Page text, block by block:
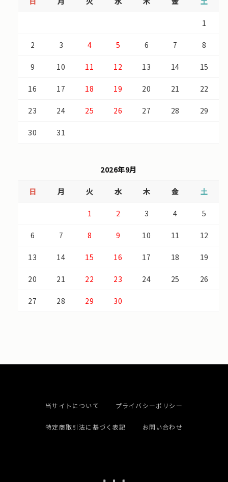
1
2 3 4 5 6 7 8
9 10 11 12 13 14 15
16 17 18 19 20 21 22
23 24 25 26 27 28 29
30 31
2026年9月
日 月 火 水 木 金 土
1 2 3 4 5
6 7 8 9 10 11 12
13 14 15 16 17 18 19
20 21 22 23 24 25 26
27 28 29 30
当サイトについて プライバシーポリシー
特定商取引法に基づく表記 お問い合わせ